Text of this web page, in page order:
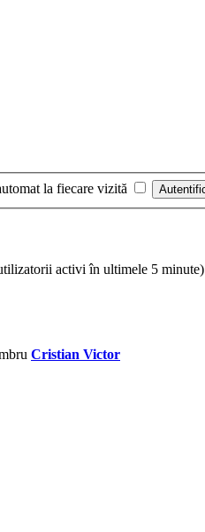
la fiecare vizită
activi în ultimele 5 minute)
Cristian Victor